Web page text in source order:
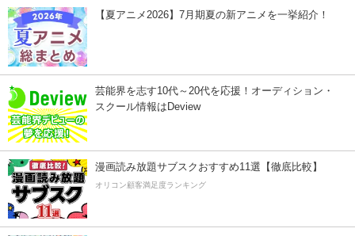
【夏アニメ2026】7月期夏の新アニメを一挙紹介！
芸能界を志す10代～20代を応援！オーディション・
スクール情報はDeview
漫画読み放題サブスクおすすめ11選【徹底比較】
オリコン顧客満足度ランキング